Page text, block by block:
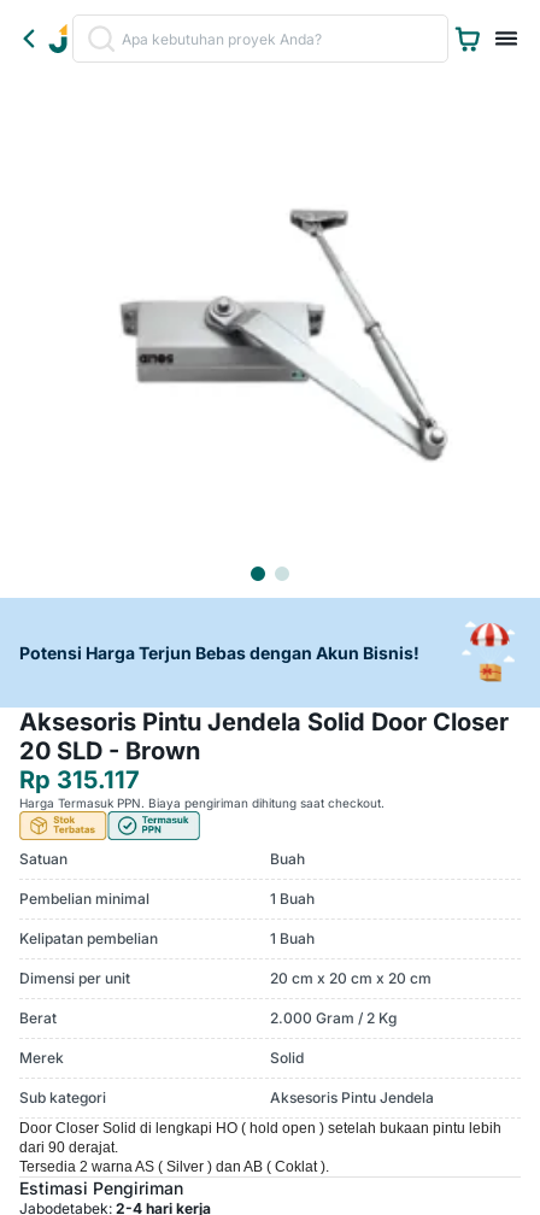
Potensi Harga Terjun Bebas dengan Akun Bisnis!
Aksesoris Pintu Jendela Solid Door Closer
20 SLD - Brown
Rp 315.117
Harga Termasuk PPN. Biaya pengiriman dihitung saat checkout.
Satuan Buah
Pembelian minimal 1 Buah
Kelipatan pembelian 1 Buah
Dimensi per unit 20 cm x 20 cm x 20 cm
Berat 2.000 Gram / 2 Kg
Merek Solid
Sub kategori Aksesoris Pintu Jendela
Door Closer Solid di lengkapi HO ( hold open ) setelah bukaan pintu lebih
dari 90 derajat.
Tersedia 2 warna AS ( Silver ) dan AB ( Coklat ).
Estimasi Pengiriman
Jabodetabek: 2-4 hari kerja